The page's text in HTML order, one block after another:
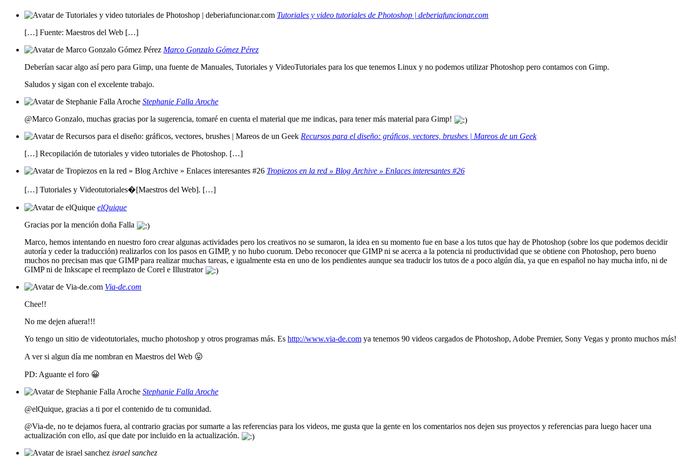
Tutoriales y video tutoriales de Photoshop | deberiafuncionar.com
[…] Fuente: Maestros del Web […]
Marco Gonzalo Gómez Pérez
Deberían sacar algo así pero para Gimp, una fuente de Manuales, Tutoriales y VideoTutoriales para los que tenemos Linux y no podemos utilizar Photoshop pero contamos con Gimp.
Saludos y sigan con el excelente trabajo.
Stephanie Falla Aroche
@Marco Gonzalo, muchas gracias por la sugerencia, tomaré en cuenta el material que me indicas, para tener más material para Gimp!
Recursos para el diseño: gráficos, vectores, brushes | Mareos de un Geek
[…] Recopilación de tutoriales y video tutoriales de Photoshop. […]
Tropiezos en la red » Blog Archive » Enlaces interesantes #26
[…] Tutoriales y Videotutoriales�[Maestros del Web]. […]
elQuique
Gracias por la mención doña Falla
Marco, hemos intentando en nuestro foro crear algunas actividades pero los creativos no se sumaron, la idea en su momento fue en base a los tutos que hay de Photoshop (sobre los que podemos decidir
autoría y ceder la traducción) realizarlos con los pasos en GIMP, y no hubo cuorum. Debo reconocer que GIMP ni se acerca a la potencia ni productividad que se obtiene con Photoshop, pero bueno
muchos no precisan mas que GIMP para realizar muchas tareas, e igualmente esta en uno de los pendientes aunque sea traducir los tutos de a poco algún día, ya que en español no hay mucha info, ni de
GIMP ni de Inkscape el reemplazo de Corel e Illustrator
Via-de.com
Chee!!
No me dejen afuera!!!
Yo tengo un sitio de videotutoriales, mucho photoshop y otros programas más. Es http://www.via-de.com ya tenemos 90 videos cargados de Photoshop, Adobe Premier, Sony Vegas y pronto muchos más!
A ver si algun día me nombran en Maestros del Web 😛
PD: Aguante el foro 😀
Stephanie Falla Aroche
@elQuique, gracias a ti por el contenido de tu comunidad.
@Via-de, no te dejamos fuera, al contrario gracias por sumarte a las referencias para los videos, me gusta que la gente en los comentarios nos dejen sus proyectos y referencias para luego hacer una
actualización con ello, así que date por incluido en la actualización.
israel sanchez